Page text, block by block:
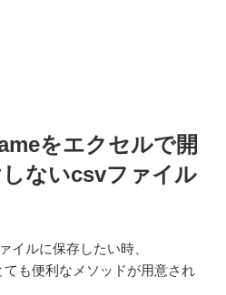
をエクセルで開
ないcsvファイル
イルに保存したい時、
も便利なメソッドが用意され